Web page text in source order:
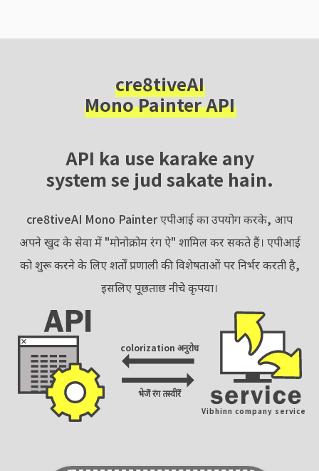
cre8tiveAI
Mono Painter API
API ka use karake any
system se jud sakate hain.
cre8tiveAI Mono Painter एपीआई का उपयोग करके, आप
अपने खुद के सेवा में "मोनोक्रोम रंग ऐ" शामिल कर सकते हैं। एपीआई
को शुरू करने के लिए शर्तों प्रणाली की विशेषताओं पर निर्भर करती है,
इसलिए पूछताछ नीचे कृपया।
colorization अनुरोध
भेजें रंग तस्वीरें
Vibhinn company service